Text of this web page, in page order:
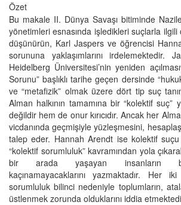
Özet
Bu makale II. Dünya Savaşı bitiminde
yönetimleri esnasında işledikleri suçlarla
düşünürün, Karl Jaspers ve öğrencisi
sorununa yaklaşımlarını irdelemektedir.
Heidelberg Üniversitesi’nin yeniden
Sorunu” başlıklı tarihe geçen dersinde
ve “metafizik” olmak üzere dört tip suç
Alman halkının tamamına bir “kolektif
değildir hem de onur kırıcıdır. Ancak her
vicdanında geçmişiyle yüzleşmesini,
talep eder. Hannah Arendt ise kolektif
“kolektif sorumluluk” kavramından yola
bir arada yaşayan insanların
kaçınamayacaklarını yazmaktadır. Her
sorumluluk bilinci nedeniyle toplumların,
üstlenmek zorunda olduklarını iddia